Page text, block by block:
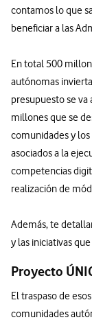
contamos lo que
beneficiar a las
En total 500
autónomas
presupuesto se va
millones que se
comunidades y
asociados a la
competencias
realización de
Además, te
y las iniciativas
Proyecto
El traspaso de
comunidades